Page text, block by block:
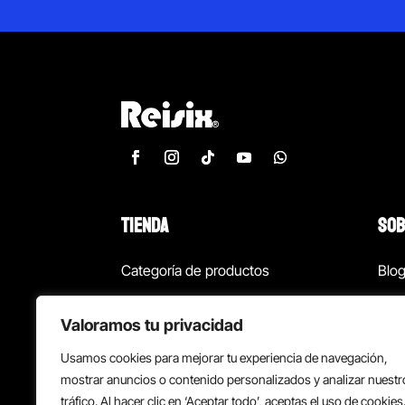
Valoramos tu privacidad
Usamos cookies para mejorar tu experiencia de navegación,
mostrar anuncios o contenido personalizados y analizar
tráfico. Al hacer clic en ‘Aceptar todo’, aceptas el uso de cookies.
TIENDA
Categoría de productos
¡Las mejores ofertas!
Back to school
Blog